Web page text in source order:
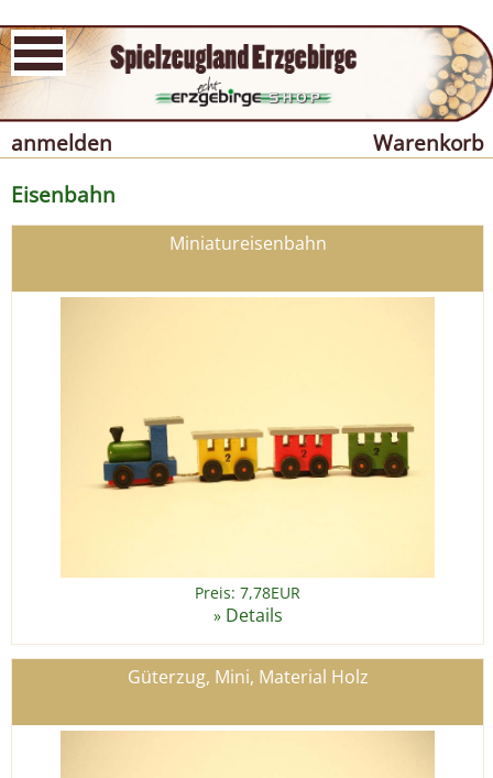
anmelden
Warenkorb
Eisenbahn
Miniatureisenbahn
Preis: 7,78EUR
» Details
Güterzug, Mini, Material Holz